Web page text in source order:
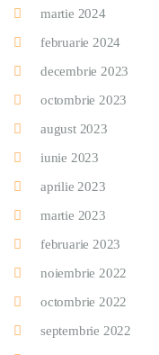
martie 2024
februarie 2024
decembrie 2023
octombrie 2023
august 2023
iunie 2023
aprilie 2023
martie 2023
februarie 2023
noiembrie 2022
octombrie 2022
septembrie 2022